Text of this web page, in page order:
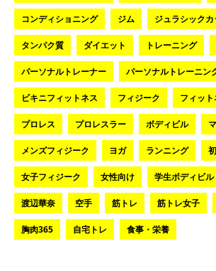
コンディショニング ジム ジュラシック
タンパク質 ダイエット トレーニング
パーソナルトレーナー パーソナルトレーニン
ビキニフィットネス フィジーク フィット
プロレス プロレスラー ボディビル
メンズフィジーク ヨガ ランニング
女子フィジーク 女性向け 学生ボディビル
渡辺華奈 空手 筋トレ 筋トレ女子
胸肉365 自宅トレ 食事・栄養